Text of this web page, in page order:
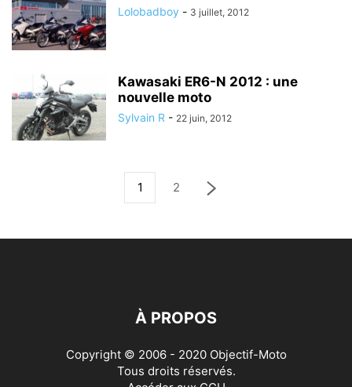
Lolobadboy - 3 juillet, 2012
Kawasaki ER6-N 2012 : une
nouvelle moto
Sylvain R - 22 juin, 2012
1 2
À PROPOS
Copyright © 2006 - 2020 Objectif-Moto
Tous droits réservés.